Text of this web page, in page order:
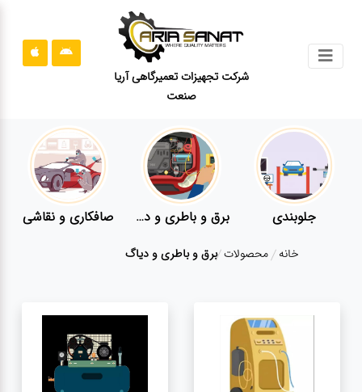
شرکت تجهیزات تعمیرگاهی آریا
صنعت
قوانین
سایت
ارتباط
جلوبندی برق و باطری و دیاگ صافکاری و نقاشی
خانه محصولات برق و باطری و دیاگ